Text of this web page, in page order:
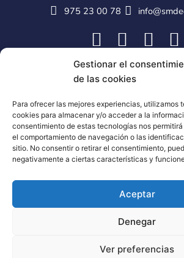
Gestionar el
de las cookies
Para ofrecer las mejores experiencias, utilizamos
cookies para almacenar y/o acceder a la
consentimiento de estas tecnologías nos
el comportamiento de navegación o las
sitio. No consentir o retirar el consentimiento,
negativamente a ciertas características y
Aceptar
Denegar
Ver preferencias
975 23 00 78